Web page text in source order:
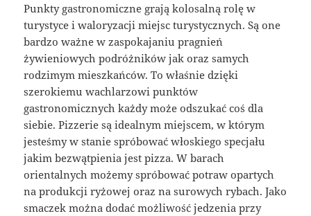
Punkty gastronomiczne grają kolosalną rolę w
turystyce i waloryzacji miejsc turystycznych. Są one
bardzo ważne w zaspokajaniu pragnień
żywieniowych podróżników jak oraz samych
rodzimym mieszkańców. To właśnie dzięki
szerokiemu wachlarzowi punktów
gastronomicznych każdy może odszukać coś dla
siebie. Pizzerie są idealnym miejscem, w którym
jesteśmy w stanie spróbować włoskiego specjału
jakim bezwątpienia jest pizza. W barach
orientalnych możemy spróbować potraw opartych
na produkcji ryżowej oraz na surowych rybach. Jako
smaczek można dodać możliwość jedzenia przy